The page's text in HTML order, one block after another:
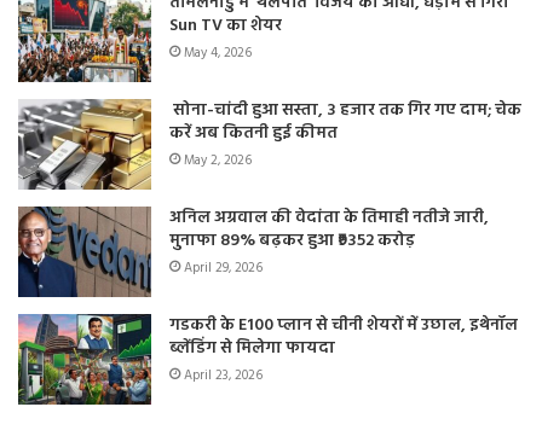
Sun TV का शेयर
May 4, 2026
सोना-चांदी हुआ सस्ता, 3 हजार तक गिर गए दाम; चेक
करें अब कितनी हुई कीमत
May 2, 2026
अनिल अग्रवाल की वेदांता के तिमाही नतीजे जारी,
मुनाफा 89% बढ़कर हुआ ₹9352 करोड़
April 29, 2026
गडकरी के E100 प्लान से चीनी शेयरों में उछाल, इथेनॉल
ब्लेंडिंग से मिलेगा फायदा
April 23, 2026